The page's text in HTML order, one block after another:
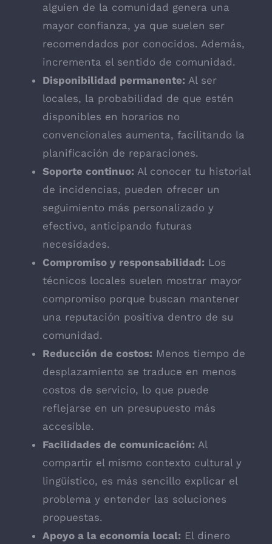
alguien de la comunidad genera una
mayor confianza, ya que suelen ser
recomendados por conocidos. Además,
incrementa el sentido de comunidad.
Disponibilidad permanente: Al ser
locales, la probabilidad de que estén
disponibles en horarios no
convencionales aumenta, facilitando la
planificación de reparaciones.
Soporte continuo: Al conocer tu historial
de incidencias, pueden ofrecer un
seguimiento más personalizado y
efectivo, anticipando futuras
necesidades.
Compromiso y responsabilidad: Los
técnicos locales suelen mostrar mayor
compromiso porque buscan mantener
una reputación positiva dentro de su
comunidad.
Reducción de costos: Menos tiempo de
desplazamiento se traduce en menos
costos de servicio, lo que puede
reflejarse en un presupuesto más
accesible.
Facilidades de comunicación: Al
compartir el mismo contexto cultural y
lingüístico, es más sencillo explicar el
problema y entender las soluciones
propuestas.
Apoyo a la economía local: El dinero